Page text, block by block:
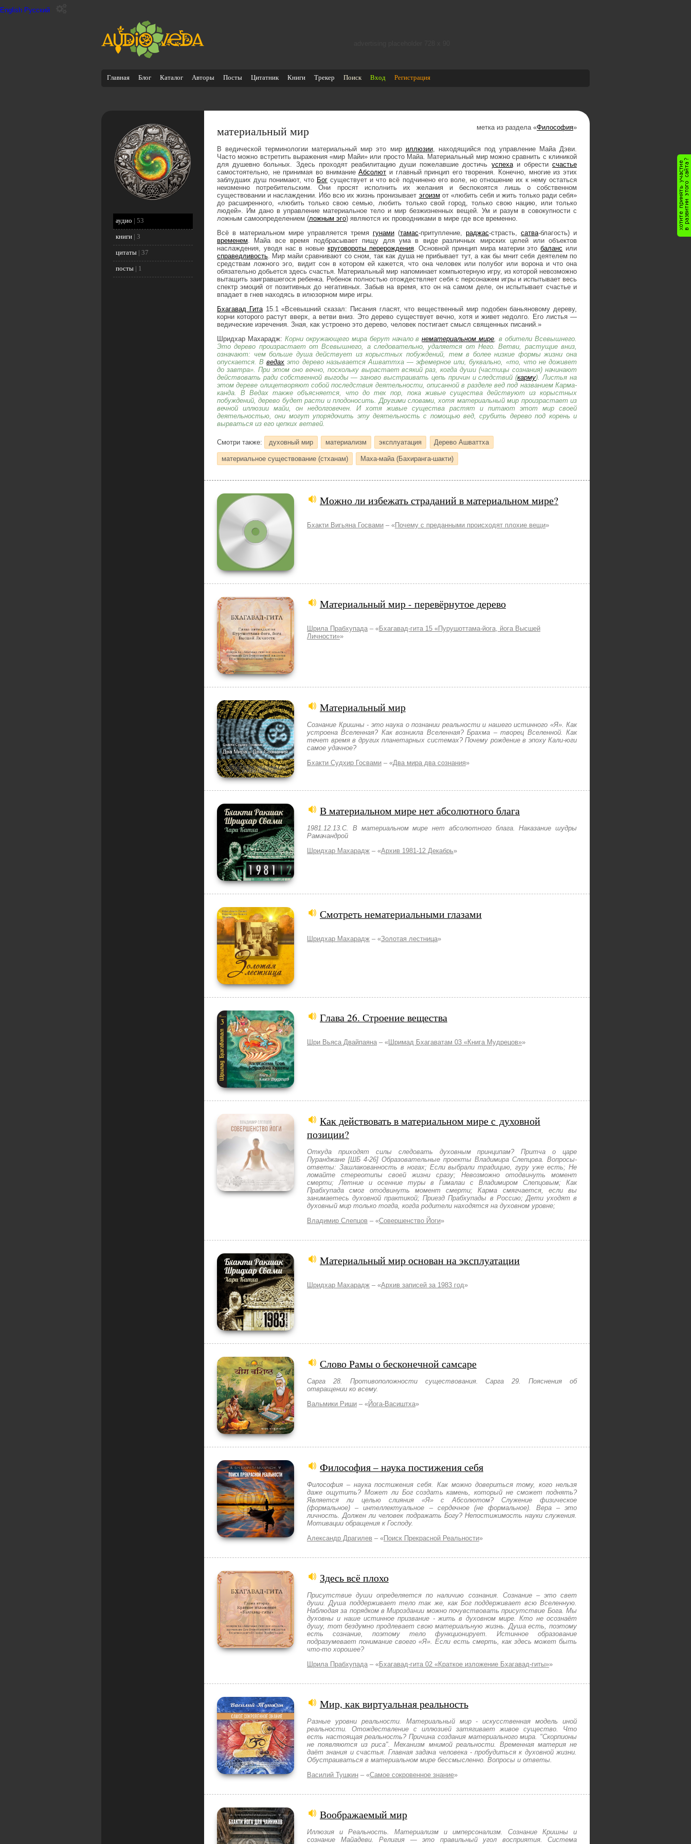
English Русский
Главная Блог Каталог Авторы Посты Цитатник Книги Трекер Поиск Вход Регистрация
аудио | 53
книги| 3
цитаты| 37
посты| 1
материальный мир
В ведической терминологии материальный мир это мир иллюзии, находящийся под управление Майа Дэви.
Часто можно встретить выражения «мир Майи» или просто Майа. Материальный мир можно сравнить с клиникой
для душевно больных. Здесь проходят реабилитацию души пожелавшие достичь успехаи обрести счастье
самостоятельно, не принимая во вниманиеАбсолют и главный принцип его творения. Конечно, многие из этих
заблудших душ понимают, что Бог существует и что всё подчинено его воле, но отношение их к нему остаться
неизменно потребительским. Они просят исполнить их желания и беспокоятся лишь о собственном
существовании и наслаждении. Ибо всю их жизнь пронизывает эгоизм от «любить себя и жить только ради себя»
до расширенного, «любить только свою семью, любить только свой город, только свою нацию, или только
людей». Им дано в управление материальное тело и мир безжизненных вещей. Ум и разум в совокупности с
ложным самоопределением (ложным эго) являются их проводниками в мире где все временно.
Всё в материальном мире управляется тремя гунами (тамас-притупление, раджас-страсть, сатва-благость) и
временем. Майа все время подбрасывает пищу для ума в виде различных мирских целей или объектов
наслаждения, уводя нас в новые круговороты перерождения. Основной принцип мира материи этобаланс или
справедливость. Мир майи сравнивают со сном, так как душа не прибывает тут, а как бы мнит себя деятелем по
средствам ложного эго, видит сон в котором ей кажется, что она человек или полубог или ворона и что она
обязательно добьется здесь счастья. Материальный мир напоминает компьютерную игру, из которой невозможно
вытащить заигравшегося ребенка. Ребенок полностью отождествляет себя с персонажем игры и испытывает весь
спектр эмоций от позитивных до негативных. Забыв на время, кто он на самом деле, он испытывает счастье и
впадает в гнев находясь в илюзорном мире игры.
Бхагавад Гита15.1 «Всевышний сказал: Писания гласят, что вещественный мир подобен баньяновому дереву,
корни которого растут вверх, а ветви вниз. Это дерево существует вечно, хотя и живет недолго. Его листья —
ведические изречения. Зная, как устроено это дерево, человек постигает смысл священных писаний.»
Шридхар Махарадж: Корни окружающего мира берут начало внематериальном мире, в обители Всевышнего.
Это дерево произрастает от Всевышнего, а следовательно, удаляется от Него. Ветви, растущие вниз,
означают: чем больше душа действует из корыстных побуждений, тем в более низкие формы жизни она
опускается. Введах это дерево называется Ашваттха — эфемерное или, буквально, «то, что не доживет
до завтра». При этом оно вечно, поскольку вырастает всякий раз, когда души (частицы сознания) начинают
действовать ради собственной выгоды — заново выстраивать цепь причин и следствий (карму). Листья на
этом дереве олицетворяют собой последствия деятельности, описанной в разделе вед под названием Карма-
канда. В Ведах также объясняется, что до тех пор, пока живые существа действуют из корыстных
побуждений, дерево будет расти и плодоносить. Другими словами, хотя материальный мир произрастает из
вечной иллюзии майи, он недолговечен. И хотя живые существа растят и питают этот мир своей
деятельностью, они могут упорядочить эту деятельность с помощью вед, срубить дерево под корень и
вырваться из его цепких ветвей.
метка из раздела «Философия»
Смотри также: духовный мир материализм эксплуатация Дерево Ашваттха
материальное существование (стханам) Маха-майа (Бахиранга-шакти)
Можно ли избежать страданий в материальном мире?
Бхакти Вигьяна Госвами – «Почему с преданными происходят плохие вещи»
Материальный мир - перевёрнутое дерево
Шрила Прабхупада – «Бхагавад-гита 15 «Пурушоттама-йога, йога Высшей
Личности»»
Материальный мир
Сознание Кришны - это наука о познании реальности и нашего истинного «Я». Как
устроена Вселенная? Как возникла Вселенная? Брахма – творец Вселенной. Как
течет время в других планетарных системах? Почему рождение в эпоху Кали-юги
самое удачное?
Бхакти Судхир Госвами – «Два мира два сознания»
В материальном мире нет абсолютного блага
1981.12.13.C. В материальном мире нет абсолютного блага. Наказание шудры
Рамачандрой
Шридхар Махарадж – «Архив 1981-12 Декабрь»
Смотреть нематериальными глазами
Шридхар Махарадж – «Золотая лестница»
Глава 26. Строение вещества
Шри Вьяса Двайпаяна – «Шримад Бхагаватам 03 «Книга Мудрецов»»
Как действовать в материальном мире с духовной
позиции?
Откуда приходят силы следовать духовным принципам? Притча о царе
Пуранджане [ШБ 4-26] Образовательные проекты Владимира Слепцова. Вопросы-
ответы: Зашлакованность в ногах; Если выбрали традицию, гуру уже есть; Не
ломайте стереотипы своей жизни сразу; Невозможно отодвинуть момент
смерти; Летние и осенние туры в Гималаи с Владимиром Слепцовым; Как
Прабхупада смог отодвинуть момент смерти; Карма смягчается, если вы
занимаетесь духовной практикой; Приезд Прабхупады в Россию; Дети уходят в
духовный мир только тогда, когда родители находятся на духовном уровне;
Владимир Слепцов – «Совершенство Йоги»
Материальный мир основан на эксплуатации
Шридхар Махарадж – «Архив записей за 1983 год»
Слово Рамы о бесконечной самсаре
Сарга 28. Противоположности существования. Сарга 29. Пояснения об
отвращении ко всему.
Вальмики Риши – «Йога-Васиштха»
Философия – наука постижения себя
Философия – наука постижения себя. Как можно довериться тому, кого нельзя
даже ощутить? Может ли Бог создать камень, который не сможет поднять?
Является ли целью слияния «Я» с Абсолютом? Служение физическое
(формальное) – интеллектуальное – сердечное (не формальное). Вера – это
личность. Должен ли человек подражать Богу? Непостижимость науки служения.
Мотивации обращения к Господу.
Александр Драгилев – «Поиск Прекрасной Реальности»
Здесь всё плохо
Присутствие души определяется по наличию сознания. Сознание – это свет
души. Душа поддерживает тело так же, как Бог поддерживает всю Вселенную.
Наблюдая за порядком в Мироздании можно почувствовать присутствие Бога. Мы
духовны и наше истинное призвание - жить в духовном мире. Кто не осознаёт
душу, тот бездумно продлевает свою материальную жизнь. Душа есть, поэтому
есть сознание, поэтому тело функционирует. Истинное образование
подразумевает понимание своего «Я». Если есть смерть, как здесь может быть
что-то хорошее?
Шрила Прабхупада – «Бхагавад-гита 02 «Краткое изложение Бхагавад-гиты»»
Мир, как виртуальная реальность
Разные уровни реальности. Материальный мир - искусственная модель иной
реальности. Отождествление с иллюзией затягивает живое существо. Что
есть настоящая реальность? Причина создания материального мира. "Скорпионы
не появляются из риса". Механизм мнимой реальности. Временная материя не
даёт знания и счастья. Главная задача человека - пробудиться к духовной жизни.
Обустраиваться в материальном мире бессмысленно. Вопросы и ответы.
Василий Тушкин – «Самое сокровенное знание»
Воображаемый мир
Иллюзия и Реальность. Материализм и имперсонализм. Сознание Кришны и
сознание Майадеви. Религия — это правильный угол восприятия. Система